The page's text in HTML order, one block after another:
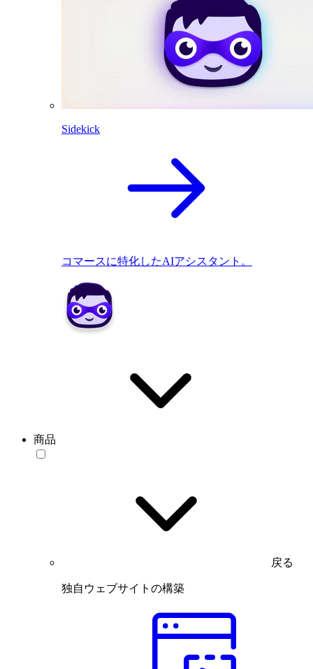
Sidekick
コマースに特化したAIアシスタント。
商品
戻る
独自ウェブサイトの構築